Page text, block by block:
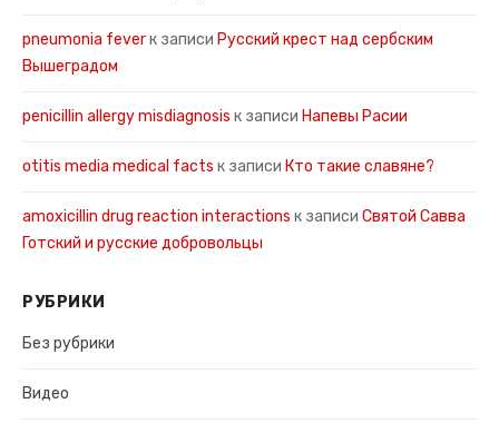
pneumonia feverк записи Русский крест над сербским
Вышеградом
penicillin allergy misdiagnosis к записи Напевы Расии
otitis media medical facts к записи Кто такие славяне?
amoxicillin drug reaction interactions к записи Святой Савва
Готский и русские добровольцы
РУБРИКИ
Без рубрики
Видео